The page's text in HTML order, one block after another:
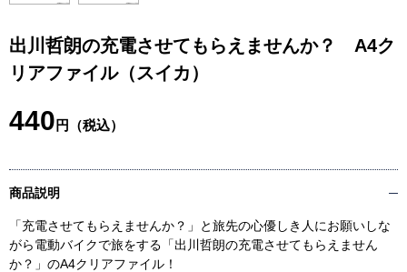
出川哲朗の充電させてもらえませんか？ A4ク
リアファイル（スイカ）
440 円（税込）
商品説明
「充電させてもらえませんか？」と旅先の心優しき人にお願いしな
がら電動バイクで旅をする「出川哲朗の充電させてもらえません
か？」のA4クリアファイル！